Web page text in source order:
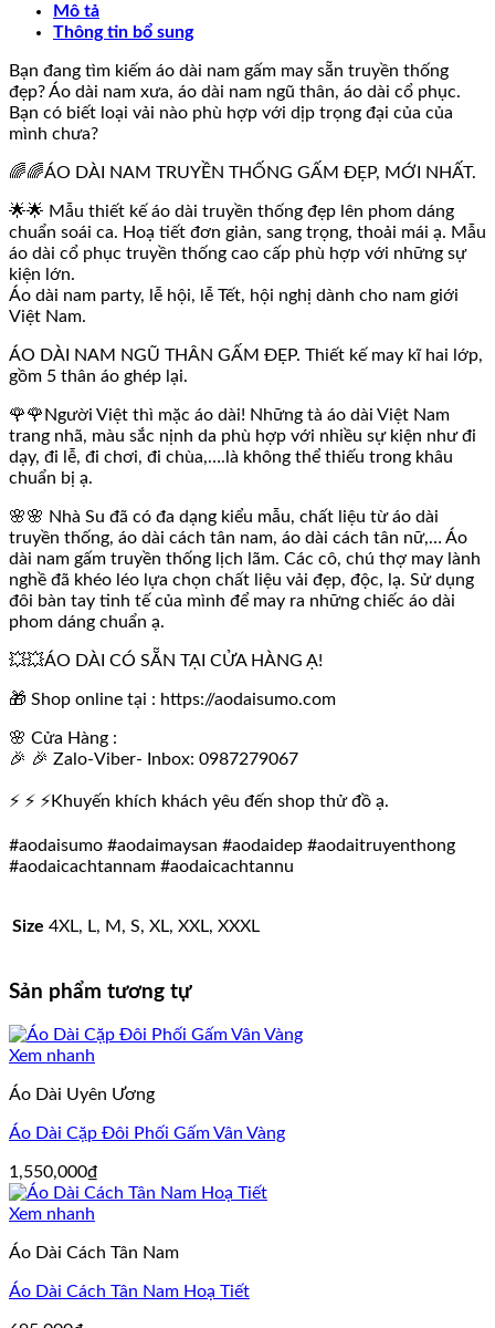
lượngMô tả
Thông tin bổ sung
Bạn đang tìm kiếm áo dài nam gấm may sẵn truyền thống
đẹp? Áo dài nam xưa, áo dài nam ngũ thân, áo dài cổ phục.
Bạn có biết loại vải nào phù hợp với dịp trọng đại của của
mình chưa?
🌈🌈ÁO DÀI NAM TRUYỀN THỐNG GẤM ĐẸP, MỚI NHẤT.
🌟🌟 Mẫu thiết kế áo dài truyền thống đẹp lên phom dáng
chuẩn soái ca. Hoạ tiết đơn giản, sang trọng, thoải mái ạ. Mẫu
áo dài cổ phục truyền thống cao cấp phù hợp với những sự
kiện lớn.
Áo dài nam party, lễ hội, lễ Tết, hội nghị dành cho nam giới
Việt Nam.
ÁO DÀI NAM NGŨ THÂN GẤM ĐẸP. Thiết kế may kĩ hai lớp,
gồm 5 thân áo ghép lại.
🌹🌹Người Việt thì mặc áo dài! Những tà áo dài Việt Nam
trang nhã, màu sắc nịnh da phù hợp với nhiều sự kiện như đi
dạy, đi lễ, đi chơi, đi chùa,….là không thể thiếu trong khâu
chuẩn bị ạ.
🌸🌸 Nhà Su đã có đa dạng kiểu mẫu, chất liệu từ áo dài
truyền thống, áo dài cách tân nam, áo dài cách tân nữ,… Áo
dài nam gấm truyền thống lịch lãm. Các cô, chú thợ may lành
nghề đã khéo léo lựa chọn chất liệu vải đẹp, độc, lạ. Sử dụng
đôi bàn tay tinh tế của mình để may ra những chiếc áo dài
phom dáng chuẩn ạ.
💥💥ÁO DÀI CÓ SẴN TẠI CỬA HÀNG Ạ!
🎁 Shop online tại : https://aodaisumo.com
🌸 Cửa Hàng :
🎉 🎉 Zalo-Viber- Inbox: 0987279067
⚡ ⚡ ⚡Khuyến khích khách yêu đến shop thử đồ ạ.
#aodaisumo #aodaimaysan #aodaidep #aodaitruyenthong
#aodaicachtannam #aodaicachtannu
Size 4XL, L, M, S, XL, XXL, XXXL
Sản phẩm tương tự
Xem nhanh
Áo Dài Uyên Ương
Áo Dài Cặp Đôi Phối Gấm Vân Vàng
1,550,000₫
Xem nhanh
Áo Dài Cách Tân Nam
Áo Dài Cách Tân Nam Hoạ Tiết